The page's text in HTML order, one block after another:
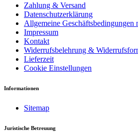
Zahlung & Versand
Datenschutzerklärung
Allgemeine
Impressum
Kontakt
Widerrufsbelehrung &
Lieferzeit
Cookie Einstellungen
Informationen
Sitemap
Juristische Betreuung